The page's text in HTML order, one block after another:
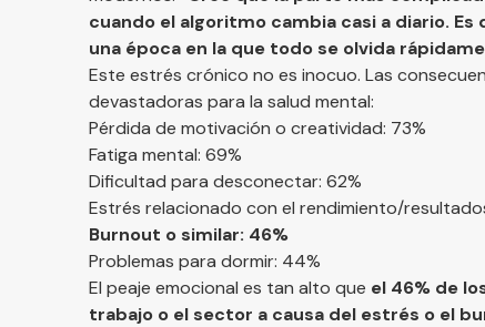
cuando el algoritmo cambia casi a diario.
una época en la que todo se olvida
Este estrés crónico no es inocuo. Las
devastadoras para la salud mental:
Pérdida de motivación o creatividad: 73%
Fatiga mental: 69%
Dificultad para desconectar: 62%
Estrés relacionado con el rendimiento/
Burnout o similar: 46%
Problemas para dormir: 44%
El peaje emocional es tan alto que el 46% de
trabajo o el sector a causa del estrés o el